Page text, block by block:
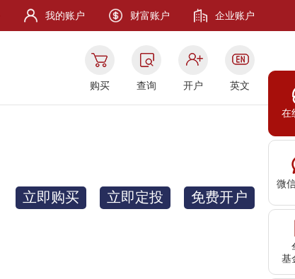
在
微
基
我的账户 财富账户 企业账户
购买 查询 开户 英文
立即购买 立即定投 免费开户